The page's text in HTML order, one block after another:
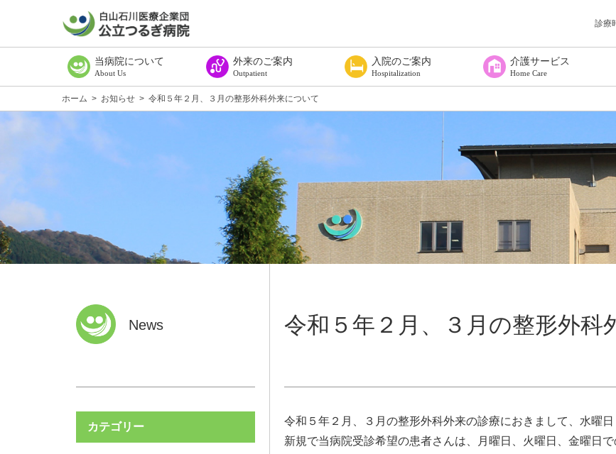
診療
当病院について
About Us
ごあいさつ
病院理念
病院概要・組織図
施設基準等に係る掲示
臨床研究に関する情報公開（オプトアウト）
公表資料
広報誌てどり
教室案内
交通アクセス
診療所のご案内
外来のご案内
Outpatient
外来受診のご案内
受付窓口の順序
診療科目一覧
外来診療担当医一覧
診断書・証明書等料金一覧
セカンドオピニオンについて
ご相談・ご意見のある方へ
入院のご案内
Hospitalization
介護サービス
Home Care
ホーム > お知らせ > 令和５年２月、３月の整形外科外来について
News
カテゴリー
令和５年２月、３月の整形外科
令和５年２月、３月の整形外科外来の診療におきまして、水曜
新規で当病院受診希望の患者さんは、月曜日、火曜日、金曜日で